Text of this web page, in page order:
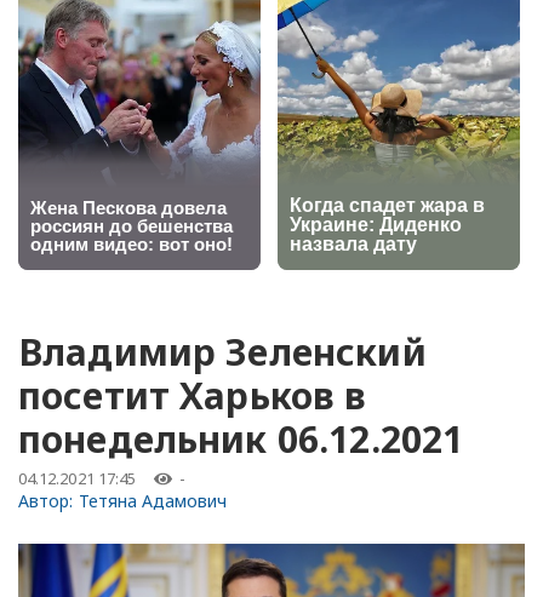
Владимир Зеленский
посетит Харьков в
понедельник 06.12.2021
04.12.2021 17:45 -
Автор: Тетяна Адамович